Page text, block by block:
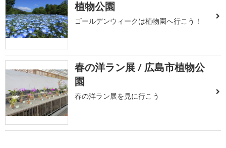
植物公園
ゴールデンウィークは植物園へ行こう！
春の洋ラン展 / 広島市植物公
園
春の洋ラン展を見に行こう